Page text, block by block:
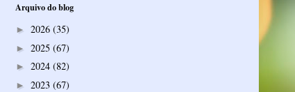
Arquivo do blog
► 2026 (35)
► 2025 (67)
► 2024 (82)
► 2023 (67)